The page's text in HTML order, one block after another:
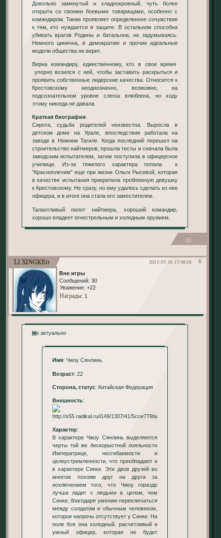
Довольно замкнутый и хладнокровный, чуть более
открыта со своими боевыми товарищами, особенно с
командиром. Также проявляет определенное сочувствие
к тем, кто нуждается в защите. В остальном способна
убивать врагов Родины и батальона, не задумываясь.
Немного цинична, в демократию и прочие идеальные
модели общества не верит.
Верна командиру, единственному, кто в свое время
упорно возился с ней, чтобы заставить раскрыться и
проявить собственные лидерские качества. Относится к
Крестовскому неоднозначно, возможно, на
подсознательном уровне слегка влюблена, но ходу
этому никогда не давала.
Краткая биография:
Сирота, судьба родителей неизвестна. Выросла в
детском доме на Урале, впоследствии работала на
заводе в Нижнем Тагиле. Когда последний перешел на
строительство найтмеров, прошла тесты и сначала была
заводским испытателем, затем поступила в офицерское
училище. Из-за тяжелого характера попала к
"Красноплечим" еще при жизни Ольги Рысевой, которая
в качестве испытания прикрепила проблемную девушку
к Крестовскому. Не сразу, но ему удалось сделать из нее
офицера, и в итоге она стала его заместителем.
Талантливый пилот найтмера, хороший командир,
хорошо владеет огнестрельным и холодным оружием.
+1
6
2013-07-16 17:08:01
Li Xingke0
Вне игры
Сообщений: 30
Уважение: +22
Награды: 1
Не актуально
Имя: Чжоу Сянлинь
Возраст: 22
Сторона, статус: Китайская Федерация
Внешность:
Характер:
В характере Чжоу Сянлинь выделяются
черты той же бескорыстной лояльности
Императрице, несгибаемости и
целеустремленности, что преобладают и
в характере Синке. Эти двое друзей во
многом похожи друг на друга за
исключением того, что Чжоу гораздо
лучше ладит с людьми в целом, чем
Синке, благодаря умению переключаться
между солдатом и обычным человеком,
которое напрочь отсутствует у Синке. На
поле боя она холодный, расчетливый и
умный офицер, которая не будет